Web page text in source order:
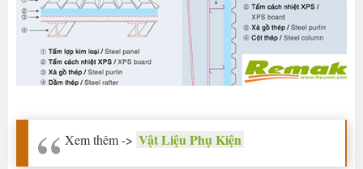
Xem thêm -> Vật Liệu Phụ Kiện